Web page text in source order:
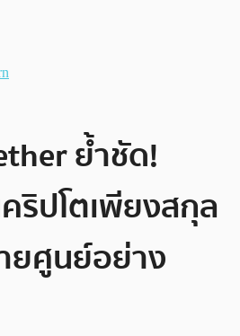
ย้ำชัด!
ริปโตเพียงสกุล
ยศูนย์อย่าง